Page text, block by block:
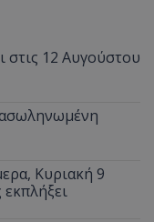
στις 12 Αυγούστου
Κυριακή 9